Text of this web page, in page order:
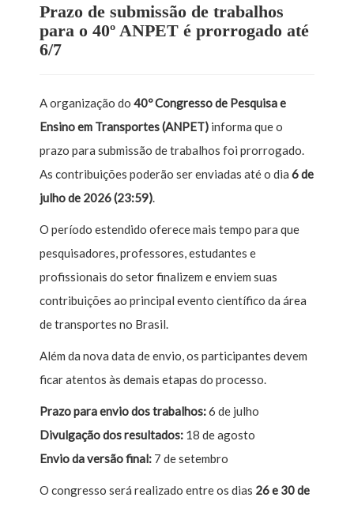
Prazo de submissão de trabalhos
para o 40º ANPET é prorrogado até
6/7
A organização do 40º Congresso de Pesquisa e
Ensino em Transportes (ANPET) informa que o
prazo para submissão de trabalhos foi prorrogado.
As contribuições poderão ser enviadas até o dia 6 de
julho de 2026 (23:59).
O período estendido oferece mais tempo para que
pesquisadores, professores, estudantes e
profissionais do setor finalizem e enviem suas
contribuições ao principal evento científico da área
de transportes no Brasil.
Além da nova data de envio, os participantes devem
ficar atentos às demais etapas do processo.
Prazo para envio dos trabalhos:6 de julho
Divulgação dos resultados: 18 de agosto
Envio da versão final: 7 de setembro
O congresso será realizado entre os dias 26 e 30 de